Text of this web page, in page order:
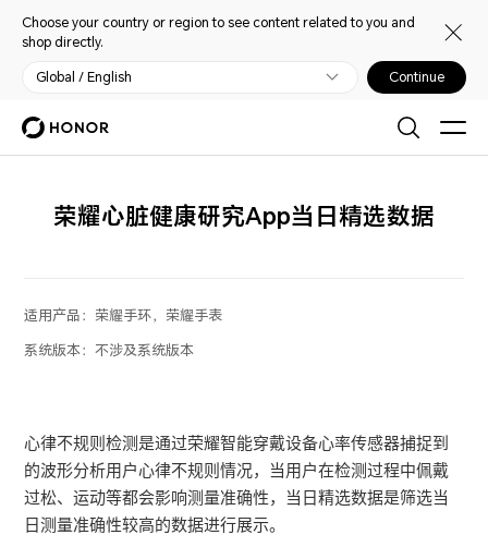
Choose your country or region to see content related to you and
shop directly.
Global / English Continue
荣耀心脏健康研究App当日精选数据
适用产品： 荣耀手环，荣耀手表
系统版本：不涉及系统版本
心律不规则检测是通过荣耀智能穿戴设备心率传感器捕捉到
的波形分析用户心律不规则情况，当用户在检测过程中佩戴
过松、运动等都会影响测量准确性，当日精选数据是筛选当
日测量准确性较高的数据进行展示。